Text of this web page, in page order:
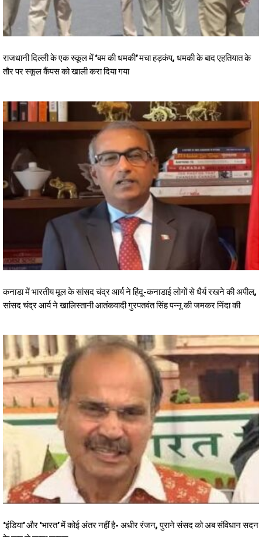
राजधानी दिल्ली के एक स्कूल में ‘बम की धमकी’ मचा हड़कंप, धमकी के बाद एहतियात के
तौर पर स्कूल कैंपस को खाली करा दिया गया
कनाडा में भारतीय मूल के सांसद चंद्र आर्य ने हिंदू-कनाडाई लोगों से धैर्य रखने की अपील,
सांसद चंद्र आर्य ने खालिस्तानी आतंकवादी गुरपतवंत सिंह पन्नू की जमकर निंदा की
‘इंडिया’ और ‘भारत’ में कोई अंतर नहीं है- अधीर रंजन, पुराने संसद को अब संविधान सदन